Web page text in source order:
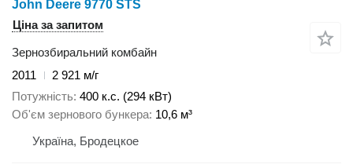
John Deere 9770 STS
Ціна за запитом
Зернозбиральний комбайн
2011
2 921 м/г
Потужність 400 к.с. (294 кВт)
Об'єм зернового бункера 10,6 м³
Україна, Бродецкое